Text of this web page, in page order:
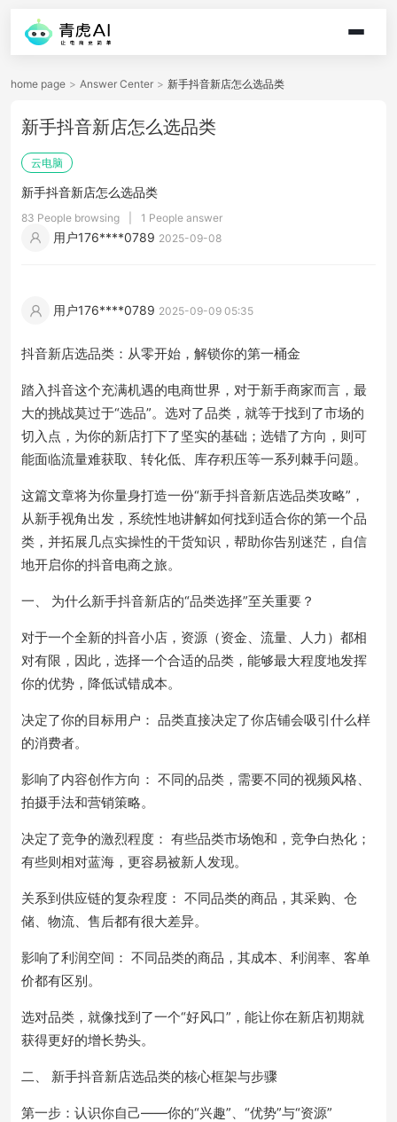
home page > Answer Center > 新手抖音新店怎么选品类
新手抖音新店怎么选品类
云电脑
新手抖音新店怎么选品类
83 People browsing 1 People answer
用户176****0789 2025-09-08
用户176****0789 2025-09-09 05:35
抖音新店选品类：从零开始，解锁你的第一桶金
踏入抖音这个充满机遇的电商世界，对于新手商家而言，最
大的挑战莫过于“选品”。选对了品类，就等于找到了市场的
切入点，为你的新店打下了坚实的基础；选错了方向，则可
能面临流量难获取、转化低、库存积压等一系列棘手问题。
这篇文章将为你量身打造一份“新手抖音新店选品类攻略”，
从新手视角出发，系统性地讲解如何找到适合你的第一个品
类，并拓展几点实操性的干货知识，帮助你告别迷茫，自信
地开启你的抖音电商之旅。
一、 为什么新手抖音新店的“品类选择”至关重要？
对于一个全新的抖音小店，资源（资金、流量、人力）都相
对有限，因此，选择一个合适的品类，能够最大程度地发挥
你的优势，降低试错成本。
决定了你的目标用户： 品类直接决定了你店铺会吸引什么样
的消费者。
影响了内容创作方向： 不同的品类，需要不同的视频风格、
拍摄手法和营销策略。
决定了竞争的激烈程度： 有些品类市场饱和，竞争白热化；
有些则相对蓝海，更容易被新人发现。
关系到供应链的复杂程度： 不同品类的商品，其采购、仓
储、物流、售后都有很大差异。
影响了利润空间： 不同品类的商品，其成本、利润率、客单
价都有区别。
选对品类，就像找到了一个“好风口”，能让你在新店初期就
获得更好的增长势头。
二、 新手抖音新店选品类的核心框架与步骤
第一步：认识你自己——你的“兴趣”、“优势”与“资源”